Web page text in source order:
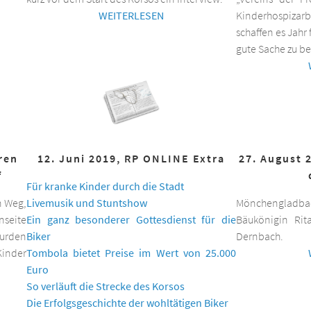
WEITERLESEN
schaffen es
gute Sache zu
Weg,
12. Juni 2019, RP ONLINE Extra
Für kranke Kinder durch die Stadt
Livemusik und Stuntshow
Ein ganz besonderer Gottesdienst für die
Biker
Tombola bietet Preise im Wert von 25.000
Euro
So verläuft die Strecke des Korsos
Die Erfolgsgeschichte der wohltätigen Biker
27. August
Bäukönigin
Dernbach.